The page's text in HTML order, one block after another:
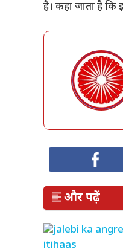
है। कहा जाता है
और पढ़ें